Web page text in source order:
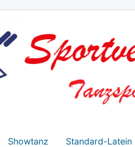
Showtanz Standard-Latein